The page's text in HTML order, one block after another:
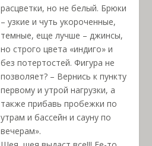
расцветки, но не белый. Брюки
– узкие и чуть укороченные,
темные, еще лучше – джинсы,
но строго цвета «индиго» и
без потертостей. Фигура не
позволяет? – Вернись к пункту
первому и утрой нагрузки, а
также прибавь пробежки по
утрам и бассейн и сауну по
вечерам».